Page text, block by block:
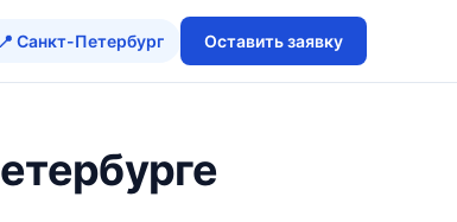
📍 Санкт-Петербург Оставить заявку